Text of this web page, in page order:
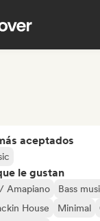
aceptados
le gustan
Amapiano Bass
House
Minimal